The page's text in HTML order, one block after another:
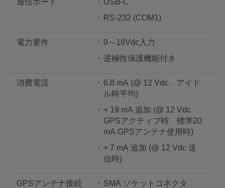
RS-232 (COM1)
電力要件
9～18Vdc入力
逆極性保護機能付き
消費電流
6.8 mA (@ 12 Vdc、アイド
ル時平均)
+ 19 mA 追加 (@ 12 Vdc
GPSアクティブ時、標準20
mA GPSアンテナ使用時)
+ 7 mA 追加 (@ 12 Vdc 送
信時)
GPSアンテナ接続
SMA ソケットコネクタ